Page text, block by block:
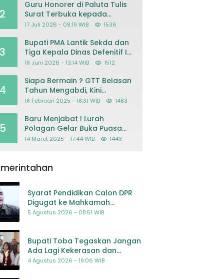
2
Guru Honorer di Paluta Tulis
Surat Terbuka kepada
Presiden Prabowo, Mohon
Kriminalisasi
17 Juli 2026 - 08:19 WIB 1536
3
Bupati PMA Lantik Sekda dan
Tiga Kepala Dinas Defenitif Ini
orangnya
18 Juni 2026 - 13:14 WIB 1512
Siapa Bermain ? GTT Belasan
Tahun Mengabdi, Kini
Dikeluarkan Sepihak Dari
18 Februari 2025 - 18:31 WIB 1483
Baru Menjabat ! Lurah
Polagan Gelar Buka Puasa
Bersama
14 Maret 2025 - 17:44 WIB 1443
Syarat Pendidikan Calon DPR
Digugat ke Mahkamah
Konstitusi
5 Agustus 2026 - 08:51 WIB
Bupati Toba Tegaskan Jangan
Ada Lagi Kekerasan dan
Bullying Terhadap Anak,
4 Agustus 2026 - 19:06 WIB